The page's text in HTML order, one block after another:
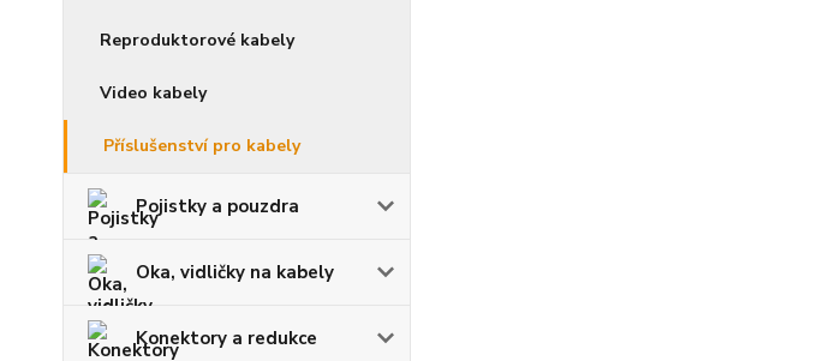
Reproduktorové kabely
Video kabely
Příslušenství pro kabely
Pojistky a pouzdra
Oka, vidličky na kabely
Konektory a redukce